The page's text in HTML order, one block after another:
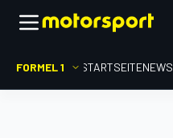
FORMEL 1 STARTSEITENEWS